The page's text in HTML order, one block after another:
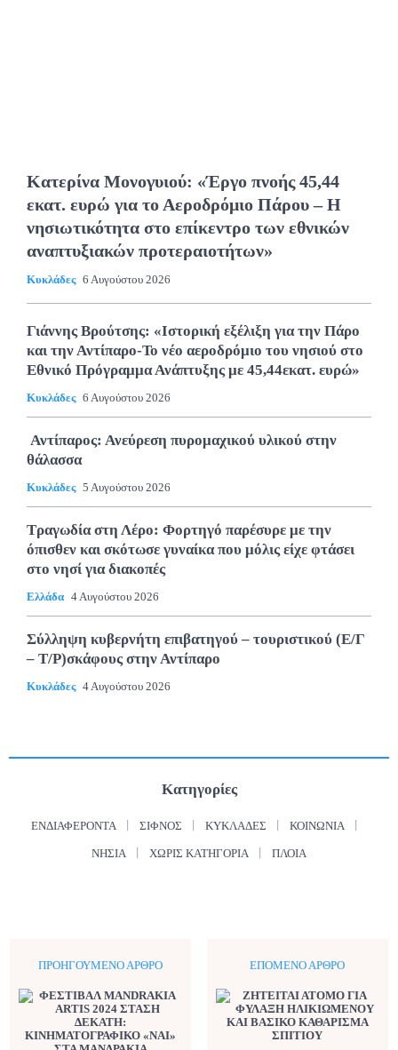
Κατερίνα Μονογυιού: «Έργο πνοής 45,44
εκατ. ευρώ για το Αεροδρόμιο Πάρου – Η
νησιωτικότητα στο επίκεντρο των εθνικών
αναπτυξιακών προτεραιοτήτων»
Κυκλάδες 6 Αυγούστου 2026
Γιάννης Βρούτσης: «Ιστορική εξέλιξη για την Πάρο
και την Αντίπαρο-Το νέο αεροδρόμιο του νησιού στο
Εθνικό Πρόγραμμα Ανάπτυξης με 45,44εκατ. ευρώ»
Κυκλάδες 6 Αυγούστου 2026
Αντίπαρος: Ανεύρεση πυρομαχικού υλικού στην
θάλασσα
Κυκλάδες 5 Αυγούστου 2026
Τραγωδία στη Λέρο: Φορτηγό παρέσυρε με την
όπισθεν και σκότωσε γυναίκα που μόλις είχε φτάσει
στο νησί για διακοπές
Ελλάδα 4 Αυγούστου 2026
Σύλληψη κυβερνήτη επιβατηγού – τουριστικού (Ε/Γ
– Τ/Ρ)σκάφους στην Αντίπαρο
Κυκλάδες 4 Αυγούστου 2026
Κατηγορίες
ΕΝΔΙΑΦΈΡΟΝΤΑ ΣΊΦΝΟΣ ΚΥΚΛΆΔΕΣ ΚΟΙΝΩΝΊΑ
ΝΗΣΙΆ ΧΩΡΊΣ ΚΑΤΗΓΟΡΊΑ ΠΛΟΊΑ
ΠΡΟΗΓΟΎΜΕΝΟ ΆΡΘΡΟ ΕΠΌΜΕΝΟ ΆΡΘΡΟ